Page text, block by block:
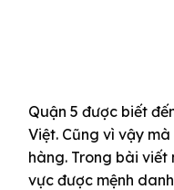
Quận 5 được biết
Việt. Cũng vì vậy
hàng. Trong bài viết
vực được mệnh